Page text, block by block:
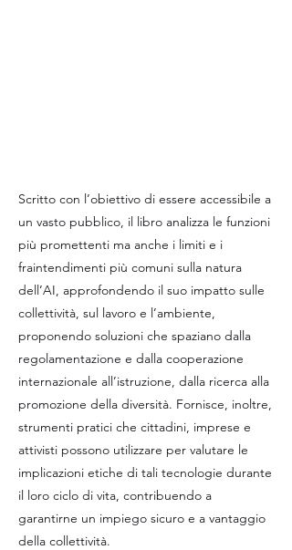
Scritto con l’obiettivo di essere accessibile a
un vasto pubblico, il libro analizza le funzioni
più promettenti ma anche i limiti e i
fraintendimenti più comuni sulla natura
dell’AI, approfondendo il suo impatto sulle
collettività, sul lavoro e l’ambiente,
proponendo soluzioni che spaziano dalla
regolamentazione e dalla cooperazione
internazionale all’istruzione, dalla ricerca alla
promozione della diversità. Fornisce, inoltre,
strumenti pratici che cittadini, imprese e
attivisti possono utilizzare per valutare le
implicazioni etiche di tali tecnologie durante
il loro ciclo di vita, contribuendo a
garantirne un impiego sicuro e a vantaggio
della collettività.